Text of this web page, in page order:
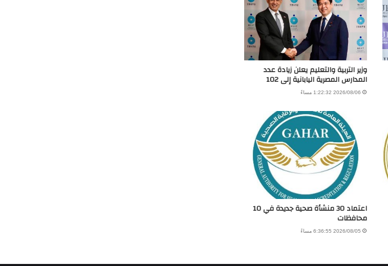
وزير التربية والتعليم يعلن زيادة عدد
المدارس المصرية اليابانية إلى 102
2026/08/06 1:22:32 مساءً
اعتماد 30 منشأة صحية جديدة في 10
محافظات
2026/08/05 6:36:55 مساءً